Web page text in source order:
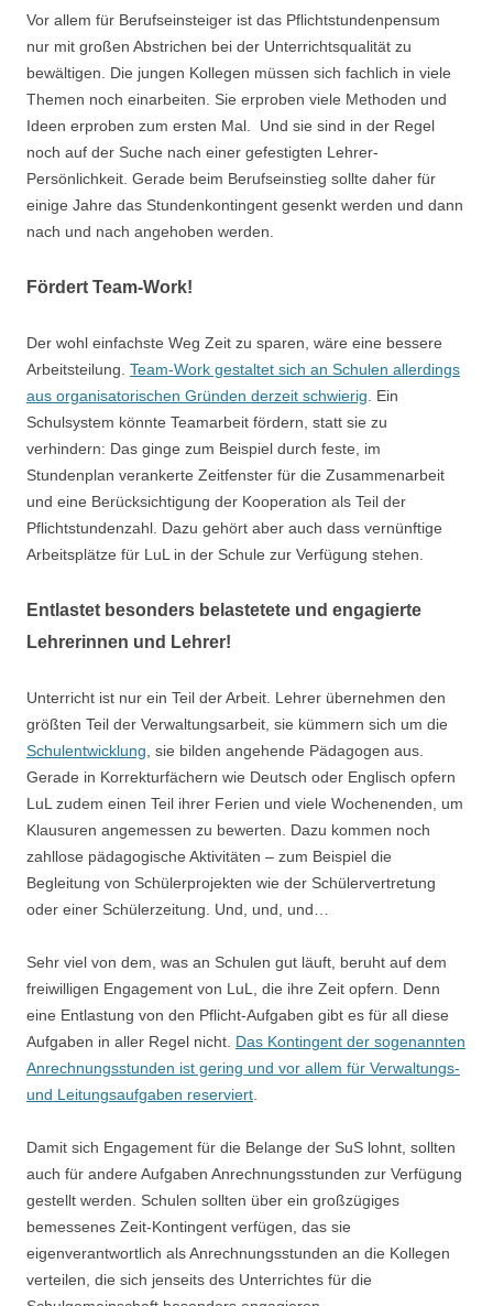
Vor allem für Berufseinsteiger ist das Pflichtstundenpensum
nur mit großen Abstrichen bei der Unterrichtsqualität zu
bewältigen. Die jungen Kollegen müssen sich fachlich in viele
Themen noch einarbeiten. Sie erproben viele Methoden und
Ideen erproben zum ersten Mal. Und sie sind in der Regel
noch auf der Suche nach einer gefestigten Lehrer-
Persönlichkeit. Gerade beim Berufseinstieg sollte daher für
einige Jahre das Stundenkontingent gesenkt werden und dann
nach und nach angehoben werden.
Fördert Team-Work!
Der wohl einfachste Weg Zeit zu sparen, wäre eine bessere
Arbeitsteilung. Team-Work gestaltet sich an Schulen allerdings
aus organisatorischen Gründen derzeit schwierig . Ein
Schulsystem könnte Teamarbeit fördern, statt sie zu
verhindern: Das ginge zum Beispiel durch feste, im
Stundenplan verankerte Zeitfenster für die Zusammenarbeit
und eine Berücksichtigung der Kooperation als Teil der
Pflichtstundenzahl. Dazu gehört aber auch dass vernünftige
Arbeitsplätze für LuL in der Schule zur Verfügung stehen.
Entlastet besonders belastetete und engagierte
Lehrerinnen und Lehrer!
Unterricht ist nur ein Teil der Arbeit. Lehrer übernehmen den
größten Teil der Verwaltungsarbeit, sie kümmern sich um die
Schulentwicklung , sie bilden angehende Pädagogen aus.
Gerade in Korrekturfächern wie Deutsch oder Englisch opfern
LuL zudem einen Teil ihrer Ferien und viele Wochenenden, um
Klausuren angemessen zu bewerten. Dazu kommen noch
zahllose pädagogische Aktivitäten – zum Beispiel die
Begleitung von Schülerprojekten wie der Schülervertretung
oder einer Schülerzeitung. Und, und, und…
Sehr viel von dem, was an Schulen gut läuft, beruht auf dem
freiwilligen Engagement von LuL, die ihre Zeit opfern. Denn
eine Entlastung von den Pflicht-Aufgaben gibt es für all diese
Aufgaben in aller Regel nicht. Das Kontingent der sogenannten
Anrechnungsstunden ist gering und vor allem für Verwaltungs-
und Leitungsaufgaben reserviert
Damit sich Engagement für die Belange der SuS lohnt, sollten
auch für andere Aufgaben Anrechnungsstunden zur Verfügung
gestellt werden. Schulen sollten über ein großzügiges
bemessenes Zeit-Kontingent verfügen, das sie
eigenverantwortlich als Anrechnungsstunden an die Kollegen
verteilen, die sich jenseits des Unterrichtes für die